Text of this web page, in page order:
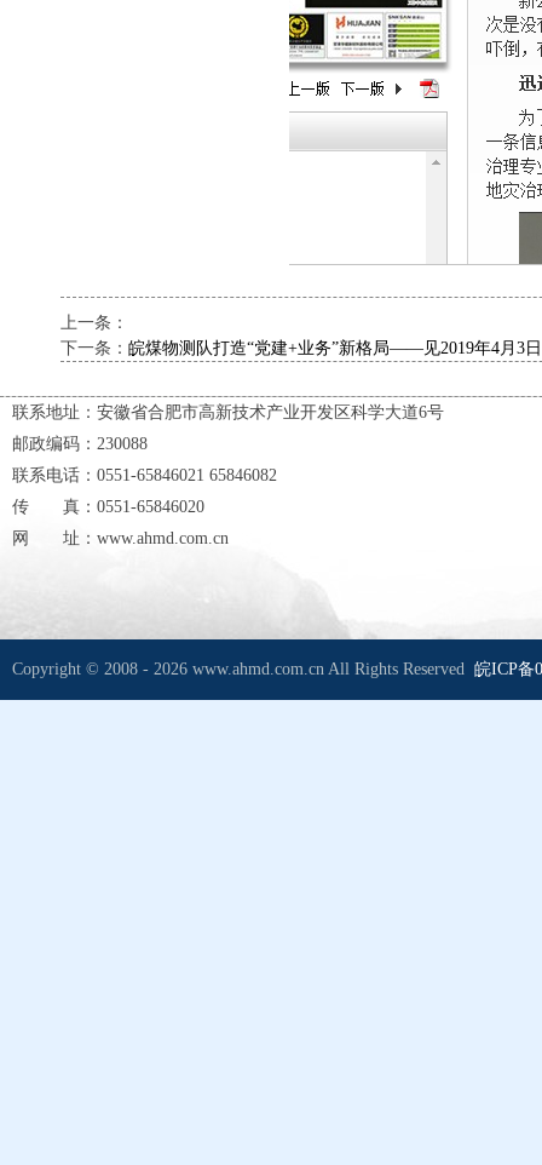
上一条：
下一条： 皖煤物测队打造“党建+业务”新格局――见2019年4月3
联系地址：安徽省合肥市高新技术产业开发区科学大道6号
邮政编码：230088
联系电话：0551-65846021 65846082
传 真：0551-65846020
网 址：www.ahmd.com.cn
Copyright © 2008 - 2026 www.ahmd.com.cn All Rights Reserved 皖ICP备